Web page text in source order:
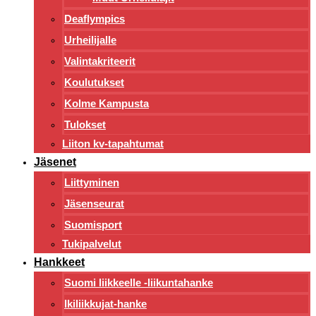
Deaflympics
Urheilijalle
Valintakriteerit
Koulutukset
Kolme Kampusta
Tulokset
Liiton kv-tapahtumat
Jäsenet
Liittyminen
Jäsenseurat
Suomisport
Tukipalvelut
Hankkeet
Suomi liikkeelle -liikuntahanke
Ikiliikkujat-hanke